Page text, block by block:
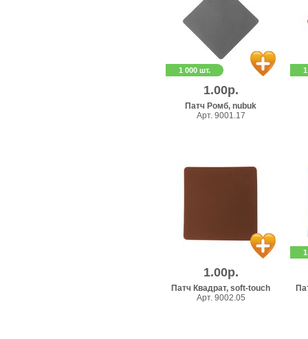
1 000 шт.
1.00р.
Патч Ромб, nubuk
Арт. 9001.17
1.00р.
Патч Квадрат, soft-touch
Арт. 9002.05